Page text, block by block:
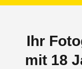
Ihr
mit 18